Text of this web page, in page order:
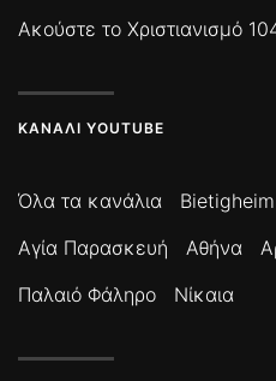
Ακούστε το Χριστιανισμό
ΚΑΝΆΛΙ YOUTUBE
Όλα τα κανάλια Bietigheim
Αγία Παρασκευή
Αθήνα
Παλαιό Φάληρο
Νίκαια